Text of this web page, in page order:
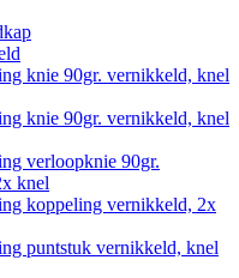
knie 90gr. vernikkeld, knel
knie 90gr. vernikkeld, knel
verloopknie 90gr.
knel
koppeling vernikkeld, 2x
puntstuk vernikkeld, knel